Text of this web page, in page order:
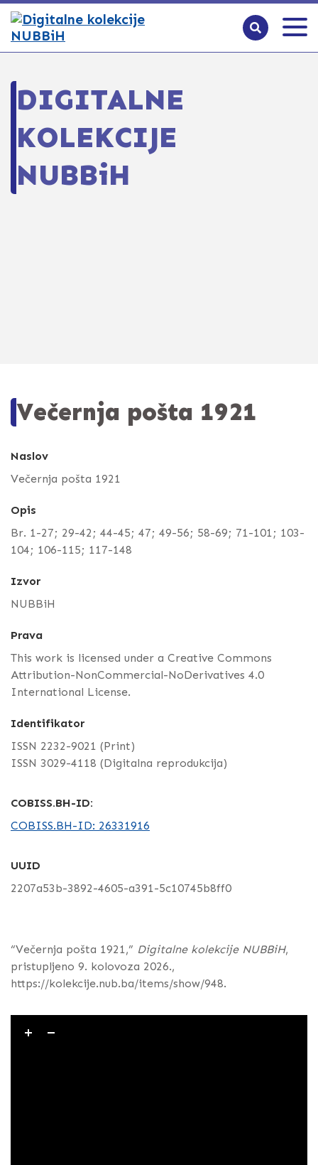
DIGITALNE
KOLEKCIJE
NUBBiH
Večernja pošta 1921
Naslov
Večernja pošta 1921
Opis
Br. 1-27; 29-42; 44-45; 47; 49-56; 58-69; 71-101; 103-
104; 106-115; 117-148
Izvor
NUBBiH
Prava
This work is licensed under a Creative Commons
Attribution-NonCommercial-NoDerivatives 4.0
International License.
Identifikator
ISSN 2232-9021 (Print)
ISSN 3029-4118 (Digitalna reprodukcija)
COBISS.BH-ID:
COBISS.BH-ID: 26331916
UUID
2207a53b-3892-4605-a391-5c10745b8ff0
“Večernja pošta 1921,” Digitalne kolekcije NUBBiH,
pristupljeno 9. kolovoza 2026.,
https://kolekcije.nub.ba/items/show/948.